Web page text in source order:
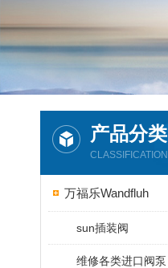
产品分类
CLASSIFICATION
万福乐Wandfluh
sun插装阀
维修各类进口阀泵